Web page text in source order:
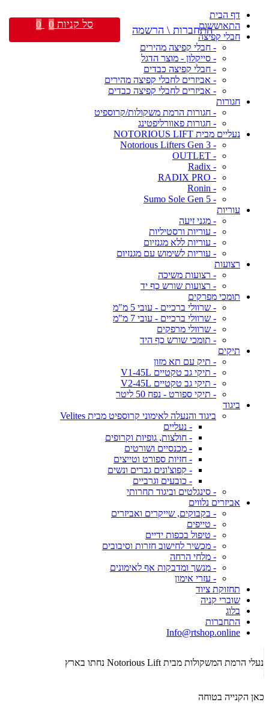
דף הבית
התאוששות
חבלי קפיצה
- חבלי קפיצה מהירים
- סייקלון - מוצר הדגל
- חבלי קפיצה כבדים
- אביזרים לחבלי קפיצה מהירים
- אביזרים לחבלי קפיצה כבדים
חגורות
- חגורות הרמת משקולות/קרוספיט
- חגורות פאוורליפטינג
נעליים מבית NOTORIOUS LIFT
- Notorious Lifters Gen 3
- OUTLET
- Radix
- RADIX PRO
- Ronin
- Sumo Sole Gen 5
עוריות
- מגני זיעה
- עוריות ורסטיליות
- עוריות ללא מגנזיום
- עוריות לשימוש עם מגנזיום
רצועות
- רצועות משיכה
- רצועות שורש כף יד
תומכי מפרקים
- שרוולי ברכיים - עובי 5 מ"מ
- שרוולי ברכיים - עובי 7 מ"מ
- שרוולי מרפקים
- תומכי שורש כף היד
תיקים
- תיק עם תא מזון
- תיקי גב טקטיים V1-45L
- תיקי גב טקטיים V2-45L
- תיקי ספורט - נפח 50 ליטר
ביגוד
ביגוד והנעלה לאימוני קרוספיט מבית Velites
- נעליים
- חולצות, גופיות וקרופים
- מכנסיים ושורטים
- חזיות ספורט וטייצים
- קפוצ'ונים גברים ונשים
- כובעים וגרביים
- סינגלטים וביגוד תחרותי
אביזרים נלווים
- בקבוקים, שייקרים ואביזרים
- טייפים
- טיפול בכפות ידיים
- מכשיר לחישוב חזרות וסיבובים
- מלחי הרחה
- מנשך ומדבקות אף לאימונים
- עזרי אימון
תחזוקת ציוד
שוברי קניה
בלוג
התחברות
Info@rtshop.online
נעלי הרמת המשקולות מבית Notorious Lift נחתו בארץ
כאן הקנייה בטוחה
התחברות \ הרשמה סל קניות 0
0